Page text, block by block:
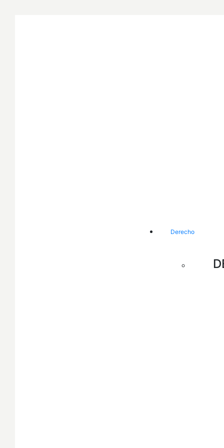
Derecho